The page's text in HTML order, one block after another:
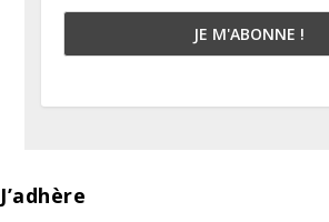
J’adhère